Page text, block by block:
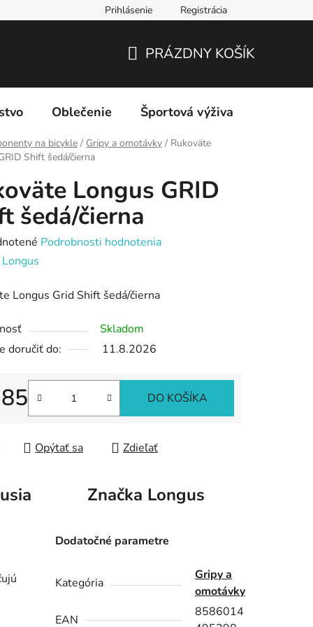
Prihlásenie Registrácia
KOŠÍK
PRÁZDNY KOŠÍK
Oblečenie Športová výživa
na bicykle / Gripy a omotávky / Rukoväte
Shift šedá/čierna
Longus GRID
šedá/čierna
Podrobnosti hodnotenia
Longus
Longus Grid Shift šedá/čierna
Skladom
doručiť do:
11.8.2026
cena:
DO KOŠÍKA
Opýtať sa Zdieľať
Značka Longus
Dodatočné parametre
Kategória
Gripy a
omotávky
EAN
8586014